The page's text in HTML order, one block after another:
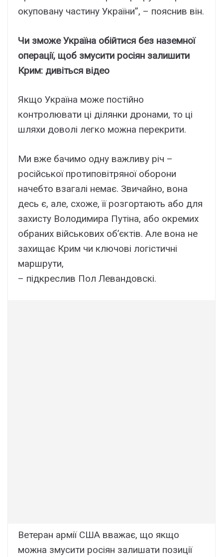
окуповану частину України”, – пояснив він.
Чи зможе Україна обійтися без наземної
операції, щоб змусити росіян залишити
Крим: дивіться відео
Якщо Україна може постійно
контролювати ці ділянки дронами, то ці
шляхи доволі легко можна перекрити.
Ми вже бачимо одну важливу річ –
російської протиповітряної оборони
начебто взагалі немає. Звичайно, вона
десь є, але, схоже, її розгортають або для
захисту Володимира Путіна, або окремих
обраних військових об’єктів. Але вона не
захищає Крим чи ключові логістичні
маршрути,
– підкреслив Пол Левандовскі.
Ветеран армії США вважає, що якщо
можна змусити росіян залишати позиції